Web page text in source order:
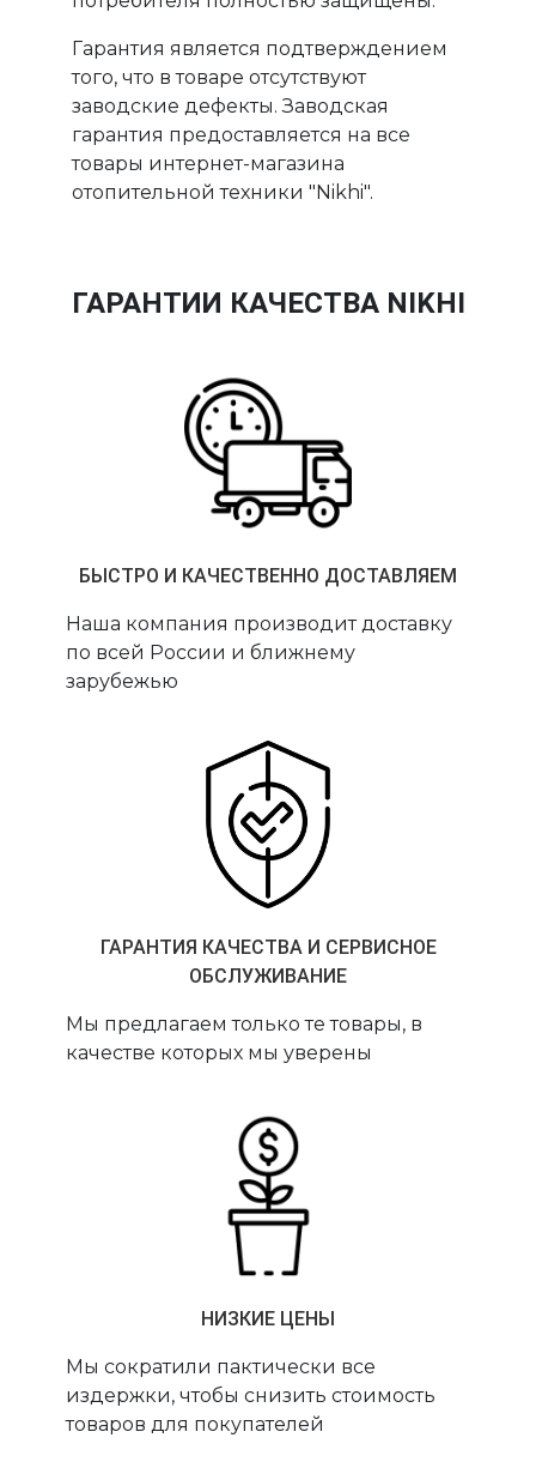
Гарантия является подтверждением
того, что в товаре отсутствуют
заводские дефекты. Заводская
гарантия предоставляется на все
товары интернет-магазина
отопительной техники "Nikhi".
ГАРАНТИИ КАЧЕСТВА NIKHI
БЫСТРО И КАЧЕСТВЕННО ДОСТАВЛЯЕМ
Наша компания производит доставку
по всей России и ближнему
зарубежью
ГАРАНТИЯ КАЧЕСТВА И СЕРВИСНОЕ
ОБСЛУЖИВАНИЕ
Мы предлагаем только те товары, в
качестве которых мы уверены
НИЗКИЕ ЦЕНЫ
Мы сократили пактически все
издержки, чтобы снизить стоимость
товаров для покупателей